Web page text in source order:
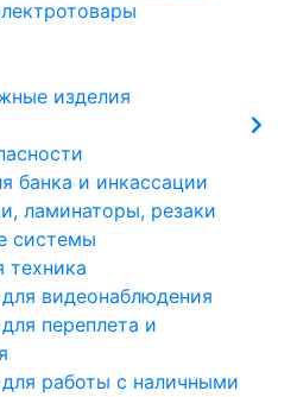
изделия
банка и инкассации
ламинаторы, резаки
системы
техника
видеонаблюдения
переплета и
работы с наличными